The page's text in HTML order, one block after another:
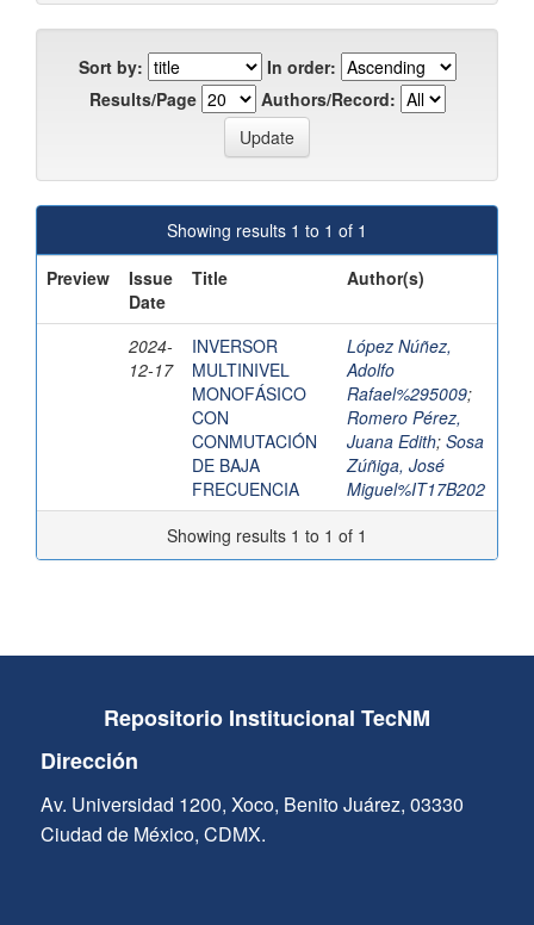
Sort by:
In order:
Results/Page
Authors/Record:
Showing results 1 to 1 of 1
Preview
Issue
Date
Title Author(s)
2024-
12-17
INVERSOR
MULTINIVEL
MONOFÁSICO
CON
CONMUTACIÓN
DE BAJA
FRECUENCIA
López Núñez,
Adolfo
Rafael%295009;
Romero Pérez,
Juana Edith; Sosa
Zúñiga, José
Miguel%IT17B202
Showing results 1 to 1 of 1
Repositorio Institucional TecNM
Dirección
Av. Universidad 1200, Xoco, Benito Juárez, 03330
Ciudad de México, CDMX.